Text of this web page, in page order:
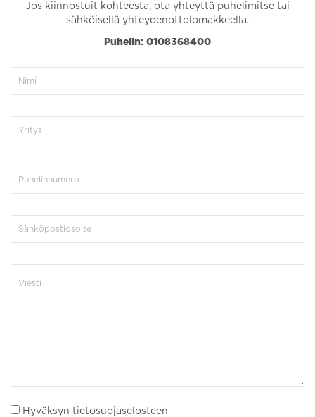
Jos kiinnostuit kohteesta, ota yhteyttä puhelimitse tai
sähköisellä yhteydenottolomakkeella.
Puhelin: 0108368400
Hyväksyn tietosuojaselosteen